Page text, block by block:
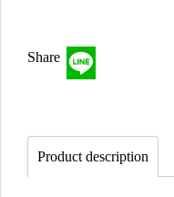
Share
Product description